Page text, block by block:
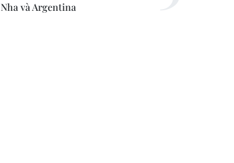
Nha và Argentina